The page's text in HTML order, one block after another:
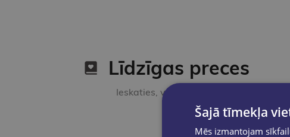
Līdzīgas preces
Ieskaties, varbūt noder
Šajā tīmekļa
Mēs izmantojam